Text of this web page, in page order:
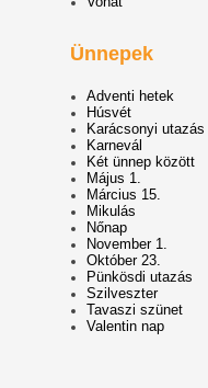
Ünnepek
Adventi hetek
Húsvét
Karácsonyi utazás
Karnevál
Két ünnep között
Május 1.
Március 15.
Mikulás
Nőnap
November 1.
Október 23.
Pünkösdi utazás
Szilveszter
Tavaszi szünet
Valentin nap